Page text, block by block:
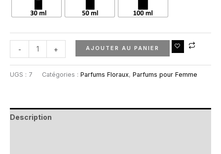
- + AJOUTER AU PANIER
UGS : 7 Catégories : Parfums Floraux, Parfums pour Femme
Description